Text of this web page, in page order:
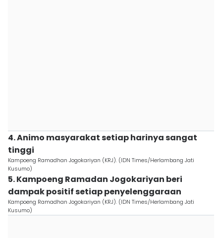
4. Animo masyarakat setiap harinya sangat
tinggi
Kampoeng Ramadhan Jogokariyan (KRJ). (IDN Times/Herlambang Jati
Kusumo)
5. Kampoeng Ramadan Jogokariyan beri
dampak positif setiap penyelenggaraan
Kampoeng Ramadhan Jogokariyan (KRJ). (IDN Times/Herlambang Jati
Kusumo)